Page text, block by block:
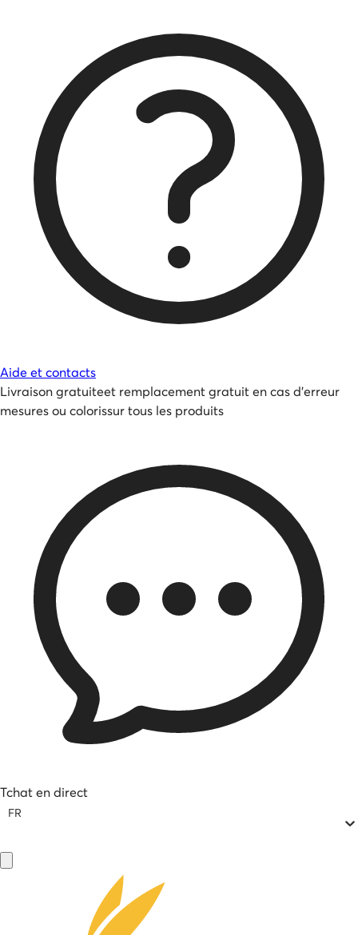
Aide et contacts
Livraison gratuiteet remplacement gratuit en cas d'erreur
mesures ou colorissur tous les produits
Tchat en direct
FR